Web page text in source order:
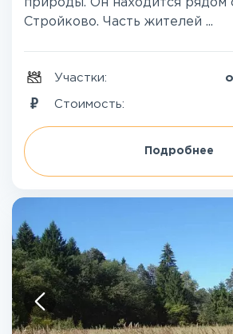
природы. Он находится рядом
Стройково. Часть жителей ...
Участки:
Стоимость:
Подробнее